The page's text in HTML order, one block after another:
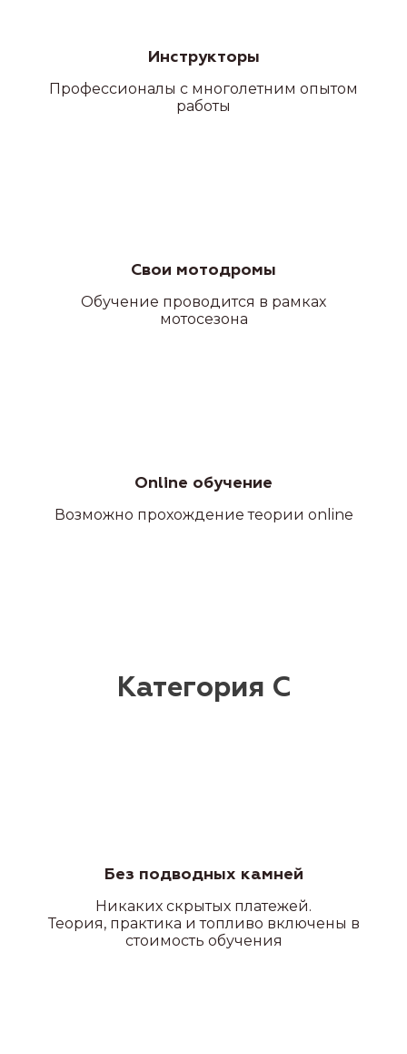
Инструкторы
Профессионалы с многолетним опытом
работы
Свои мотодромы
Обучение проводится в рамках
мотосезона
Online обучение
Возможно прохождение теории online
Без подводных камней
Никаких скрытых платежей.
Теория, практика и топливо включены в
стоимость обучения